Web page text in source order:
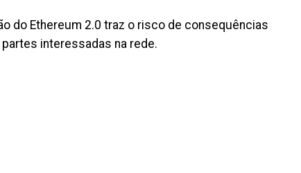
do Ethereum 2.0 traz o risco de consequências
interessadas na rede.